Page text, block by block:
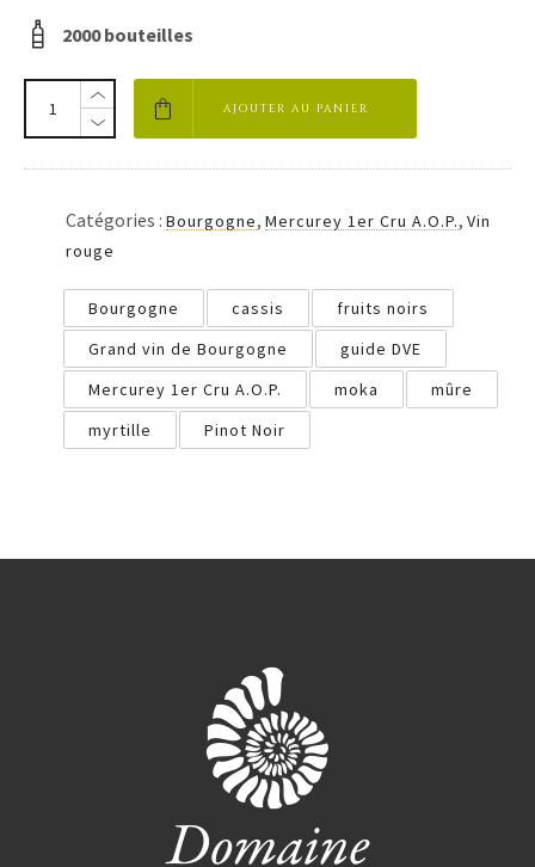
2000 bouteilles
AJOUTER AU PANIER
Catégories : Bourgogne, Mercurey 1er Cru A.O.P., Vin
rouge
Bourgogne cassis
fruits noirs
Grand vin de Bourgogne
guide DVE
Mercurey 1er Cru A.O.P.
moka
mûre
myrtille
Pinot Noir